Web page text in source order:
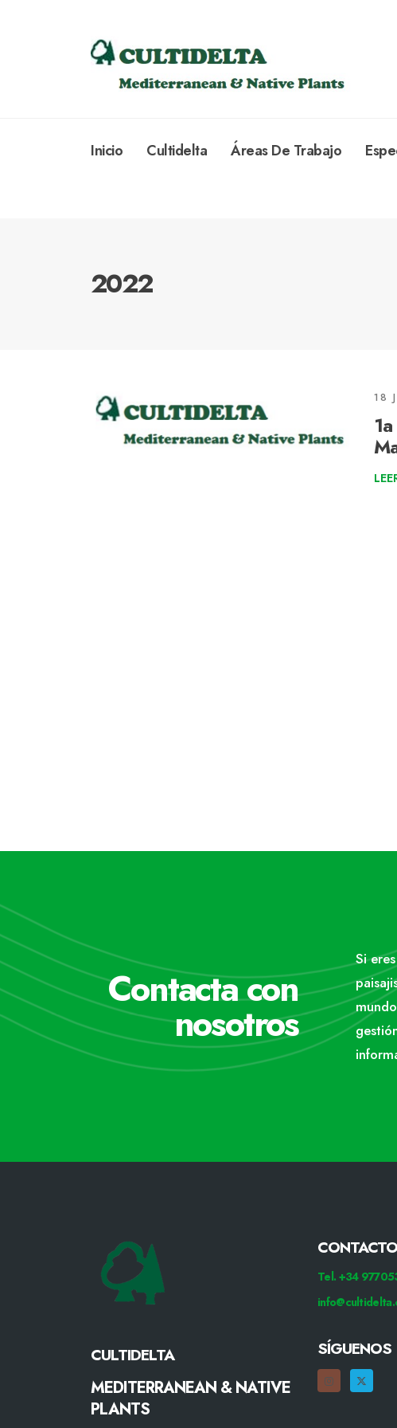
Inicio Cultidelta Áreas De Trabajo
2022
18
Contacta con
nosotros
Si
CULTIDELTA
MEDITERRANEAN & NATIVE
PLANTS
CONTACTO
Tel. +34
SÍGUENOS